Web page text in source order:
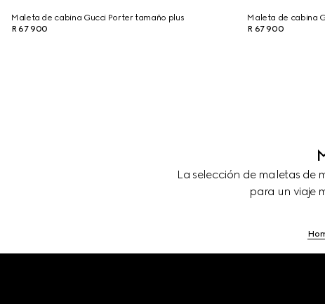
Maleta de cabina Gucci Porter tamaño plus
R 67 900
Maleta de cabina
R 67 900
La selección de maletas de
para un viaje